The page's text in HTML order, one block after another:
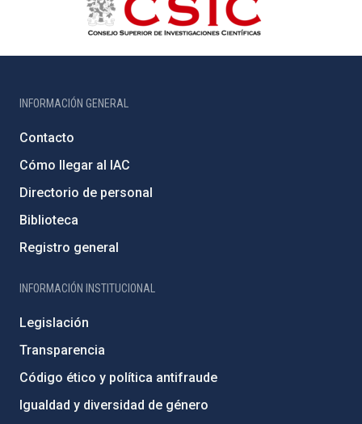
INFORMACIÓN GENERAL
Contacto
Cómo llegar al IAC
Directorio de personal
Biblioteca
Registro general
INFORMACIÓN INSTITUCIONAL
Legislación
Transparencia
Código ético y política antifraude
Igualdad y diversidad de género